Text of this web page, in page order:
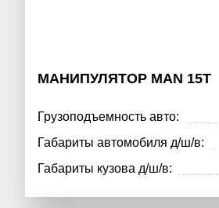
МАНИПУЛЯТОР MAN 15Т
Грузоподъемность авто:
Габариты автомобиля д/ш/в:
Габариты кузова д/ш/в: